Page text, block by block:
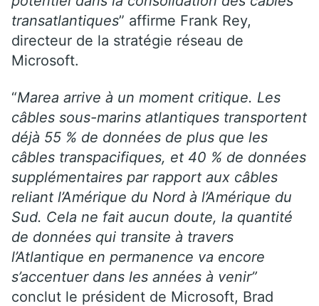
transatlantiques” affirme Frank Rey,
directeur de la stratégie réseau de
Microsoft.
“Marea arrive à un moment critique. Les
câbles sous-marins atlantiques transportent
déjà 55 % de données de plus que les
câbles transpacifiques, et 40 % de données
supplémentaires par rapport aux câbles
reliant l’Amérique du Nord à l’Amérique du
Sud. Cela ne fait aucun doute, la quantité
de données qui transite à travers
l’Atlantique en permanence va encore
s’accentuer dans les années à venir”
conclut le président de Microsoft, Brad